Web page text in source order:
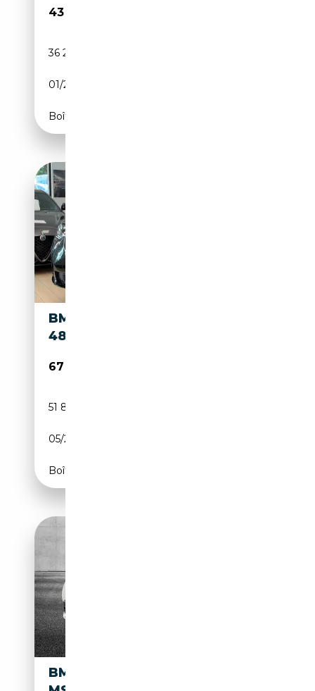
43 466€
36 222 km
01/2024
Boîte automatique
BMW X3 M X3 XDRIVEM50
48V MSPORT PRO
67 900€
51 860 km
05/2025
Boîte automatique
BMW X3 M XDRIVE30E